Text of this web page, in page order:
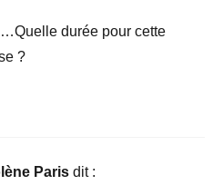
durée pour cette
?
Paris dit :